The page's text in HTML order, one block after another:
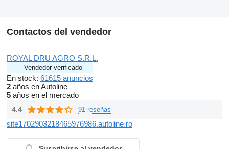
Contactos del vendedor
ROYAL DRU AGRO S.R.L.
Vendedor verificado
En stock: 61615 anuncios
2 años en Autoline
5 años en el mercado
4.4 91 reseñas
site1702903218465976986.autoline.ro